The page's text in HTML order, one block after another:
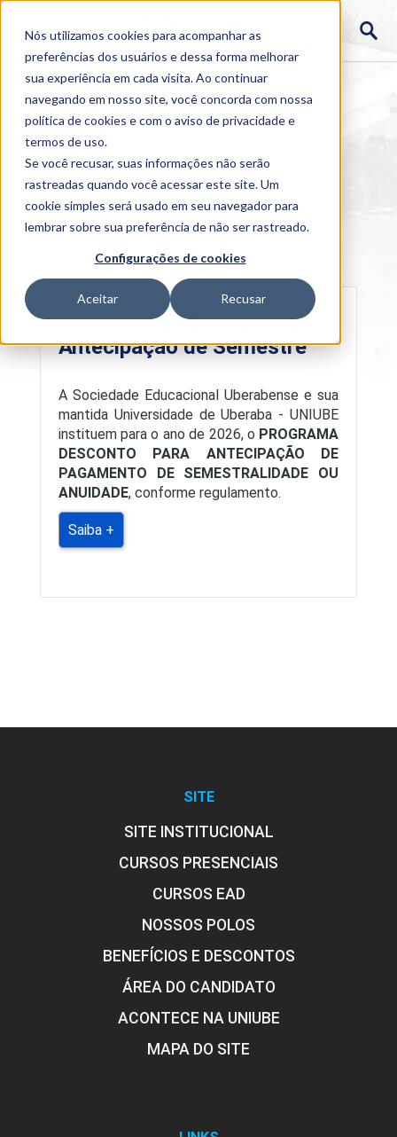
Nós utilizamos cookies para acompanhar as
preferências dos usuários e dessa forma melhorar
sua experiência em cada visita. Ao continuar
navegando em nosso site, você concorda com nossa
política de cookies e com o aviso deprivacidade e
termos de uso.
Se você recusar, suas informações não serão
rastreadas quando você acessar este site. Um
cookie simples será usado em seu navegador para
lembrar sobre sua preferência de não ser rastreado.
Configurações de cookies
Aceitar Recusar
Semestre
Programa de Desconto de
Antecipação de Semestre
A Sociedade Educacional Uberabense e sua
mantida Universidade de Uberaba - UNIUBE
instituem para o ano de 2026, o PROGRAMA
DESCONTO PARA ANTECIPAÇÃO DE
PAGAMENTO DE SEMESTRALIDADE OU
ANUIDADE, conforme regulamento.
Saiba +
SITE
SITE INSTITUCIONAL
CURSOS PRESENCIAIS
CURSOS EAD
NOSSOS POLOS
BENEFÍCIOS E DESCONTOS
ÁREA DO CANDIDATO
ACONTECE NA UNIUBE
MAPA DO SITE